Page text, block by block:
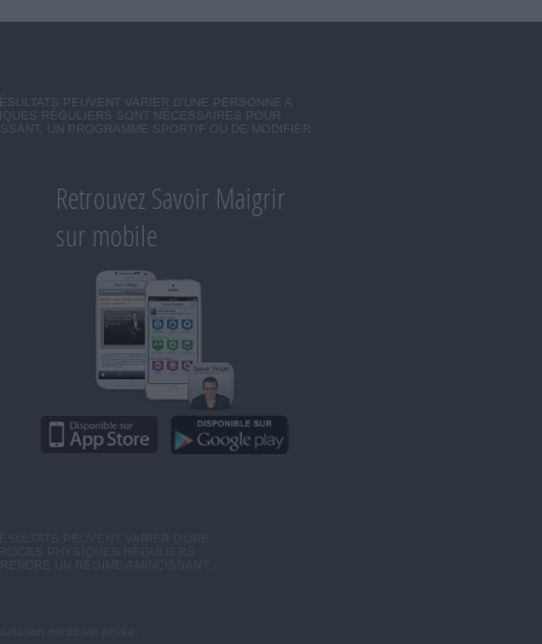
PEUVENT VARIER D'UNE PERSONNE A
RÉGULIERS SONT NÉCESSAIRES POUR
UN PROGRAMME SPORTIF OU DE MODIFIER
Retrouvez Savoir Maigrir
sur mobile